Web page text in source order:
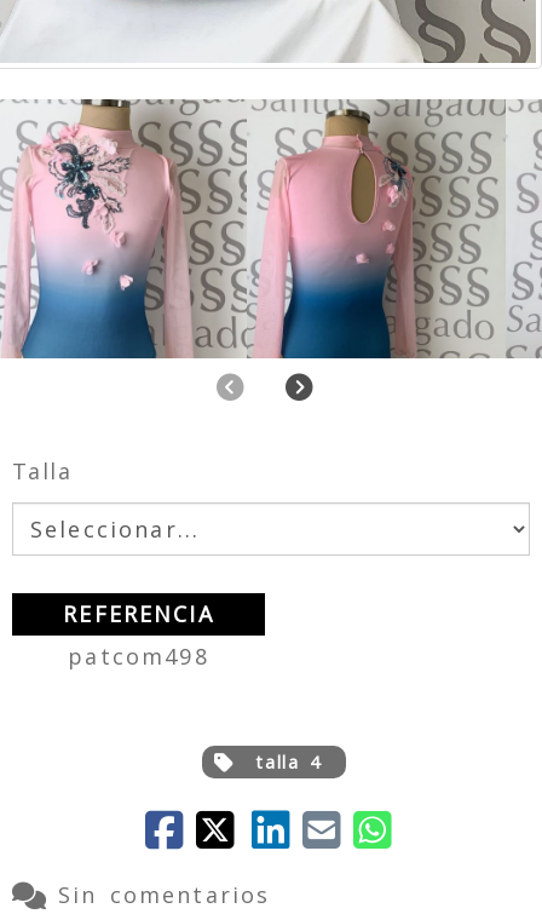
AnteriorSiguiente
Talla
REFERENCIA
patcom498
talla 4
Sin comentarios